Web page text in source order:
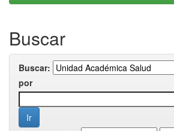
Buscar
Buscar:
por